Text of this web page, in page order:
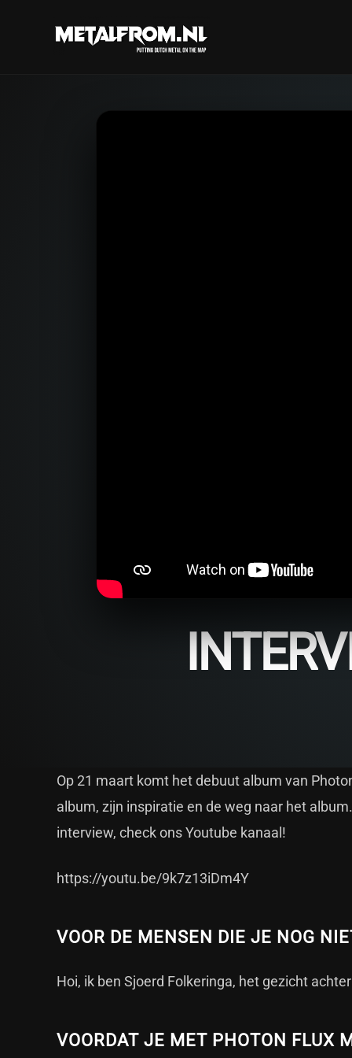
Op 21 maart komt het debuut album van
album, zijn inspiratie en de weg naar het
interview, check ons Youtube kanaal!
https://youtu.be/9k7z13iDm4Y
VOOR DE MENSEN DIE JE NOG
Hoi, ik ben Sjoerd Folkeringa, het gezicht
VOORDAT JE MET PHOTON FLUX